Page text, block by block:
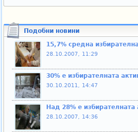
Подобни новини
15,7% средна
28.10.2007, 11:29
30% е избирателната
30.10.2011, 14:47
Над 28% е
28.10.2007, 14:36